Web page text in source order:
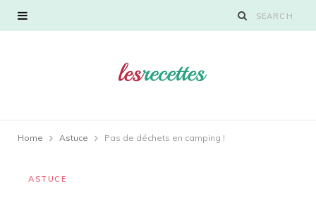
Home Astuce Pas de déchets en camping !
ASTUCE